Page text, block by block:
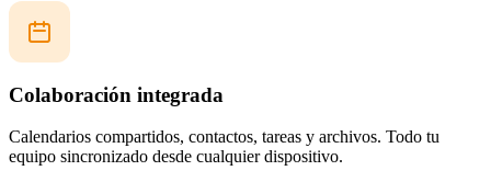
Colaboración integrada
Calendarios compartidos, contactos, tareas y archivos. Todo tu
equipo sincronizado desde cualquier dispositivo.